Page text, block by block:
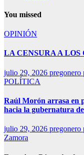
You missed
OPINIÓN
LA CENSURA A LOS
julio 29, 2026 pregonero
POLÍTICA
Raúl Morón arrasa en
hacia la gubernatura
julio 29, 2026 pregonero
Zamora